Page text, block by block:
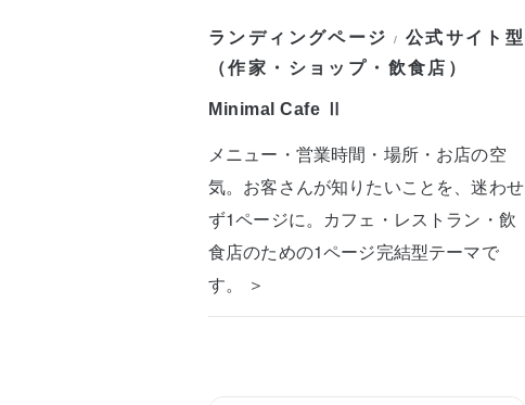
ランディングページ / 公式サイト型
（作家・ショップ・飲食店）
Minimal Cafe Ⅱ
メニュー・営業時間・場所・お店の空
気。お客さんが知りたいことを、迷わせ
ず1ページに。カフェ・レストラン・飲
食店のための1ページ完結型テーマで
す。 ＞